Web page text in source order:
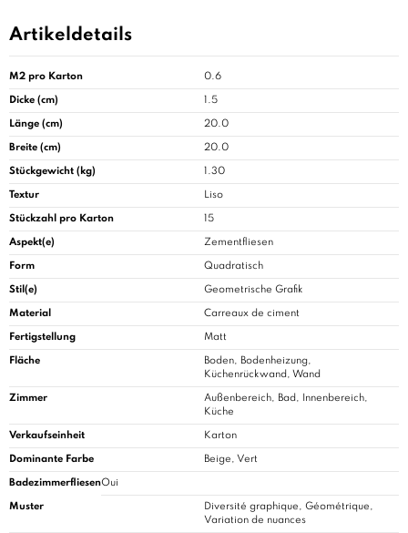
Artikeldetails
M2 pro Karton 0.6
Dicke (cm) 1.5
Länge (cm) 20.0
Breite (cm) 20.0
Stückgewicht (kg) 1.30
Textur Liso
Stückzahl pro Karton 15
Aspekt(e) Zementfliesen
Form Quadratisch
Stil(e) Geometrische Grafik
Material Carreaux de ciment
Fertigstellung Matt
Fläche
Boden, Bodenheizung,
Küchenrückwand, Wand
Zimmer Außenbereich, Bad, Innenbereich,
Küche
Verkaufseinheit Karton
Dominante Farbe Beige, Vert
BadezimmerfliesenOui
Muster
Diversité graphique, Géométrique,
Variation de nuances